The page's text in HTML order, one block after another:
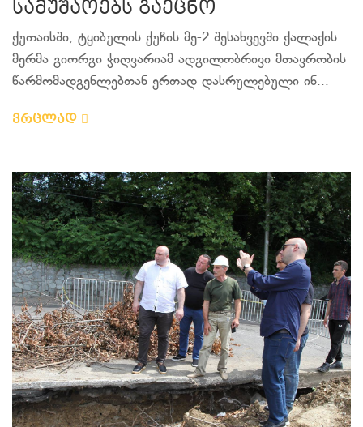
სამუშაოებს გაეცნო
ქუთაისში, ტყიბულის ქუჩის მე-2 შესახვევში ქალაქის
მერმა გიორგი ჭიღვარიამ ადგილობრივი მთავრობის
წარმომადგენლებთან ერთად დასრულებული ინ...
ვრცლად